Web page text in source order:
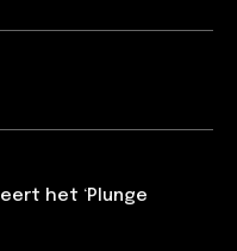
het ‘Plunge